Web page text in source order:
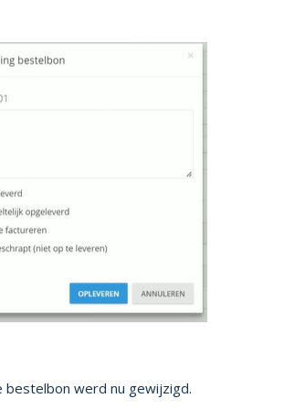
bestelbon werd nu gewijzigd.